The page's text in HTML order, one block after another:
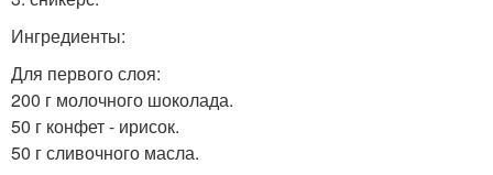
Ингредиенты:
Для первого слоя:
200 г молочного шоколада.
50 г конфет - ирисок.
50 г сливочного масла.